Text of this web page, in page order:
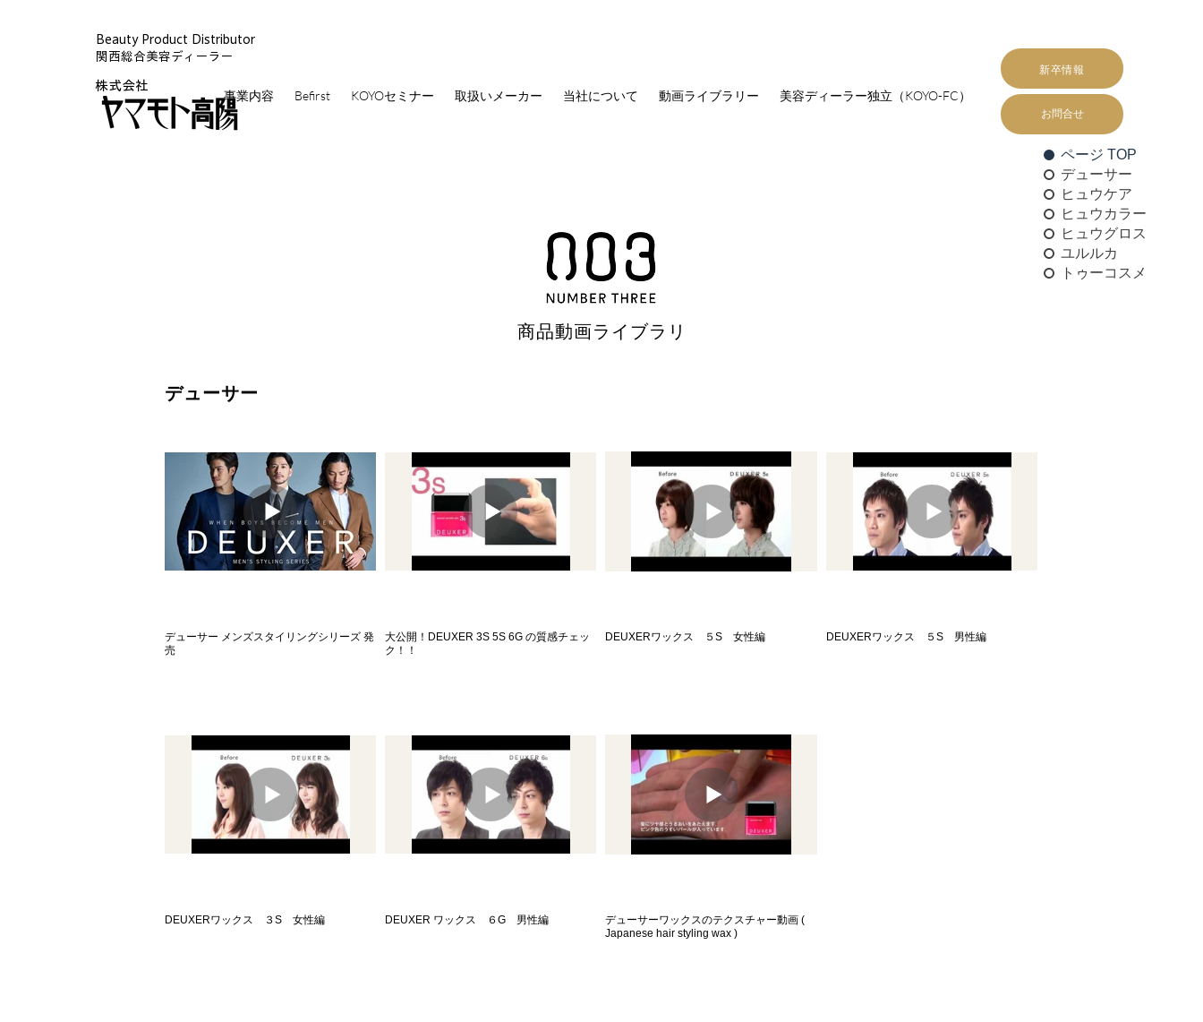
Beauty Product Distributor
関西総合美容ディーラー
株式会社
事業内容 Befirst KOYOセミナー 取扱いメーカー 当社について 動画ライブラリー 美容ディーラー独立（KOYO-FC）
新卒情報
お問合せ
ページ TOP
デューサー
ヒュウケア
ヒュウカラー
ヒュウグロス
ユルルカ
トゥーコスメ
商品動画ライブラリ
​デューサー
デューサー メンズスタイリングシリーズ 発
売
大公開！DEUXER 3S 5S 6G の質感チェッ
ク！！
DEUXERワックス ５S 女性編 DEUXERワックス ５S 男性編
DEUXERワックス ３S 女性編 DEUXER ワックス ６G 男性編
デューサーワックスのテクスチャー動画 (
Japanese hair styling wax )